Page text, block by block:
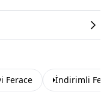
Ferace İndirimli